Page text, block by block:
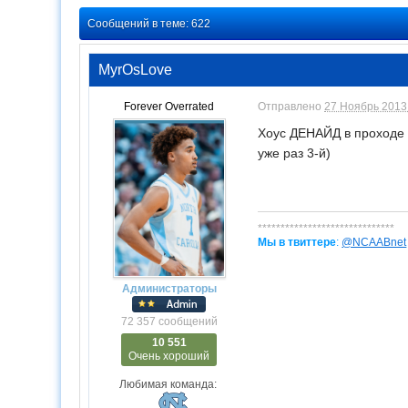
Сообщений в теме: 622
MyrOsLove
Forever Overrated
Администраторы
72 357 сообщений
10 551
Очень хороший
Любимая команда:
Отправлено27 Ноябрь
Хоус ДЕНАЙД в проходе
уже раз 3-й)
******************************
Мы в твиттере: @NCAABnet